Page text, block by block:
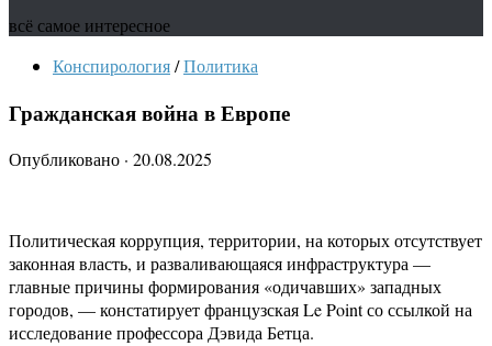
всё самое интересное
Конспирология/Политика
Гражданская война в Европе
Опубликовано · 20.08.2025
Политическая коррупция, территории, на которых отсутствует
законная власть, и разваливающаяся инфраструктура —
главные причины формирования «одичавших» западных
городов, — констатирует французская Le Point со ссылкой на
исследование профессора Дэвида Бетца.